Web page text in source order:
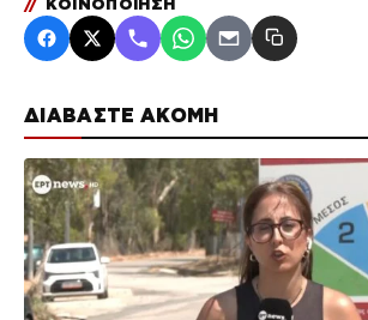
ΔΙΑΒΑΣΤΕ ΑΚΟΜΗ
// ΚΟΙΝΟΠΟΙΗΣΗ